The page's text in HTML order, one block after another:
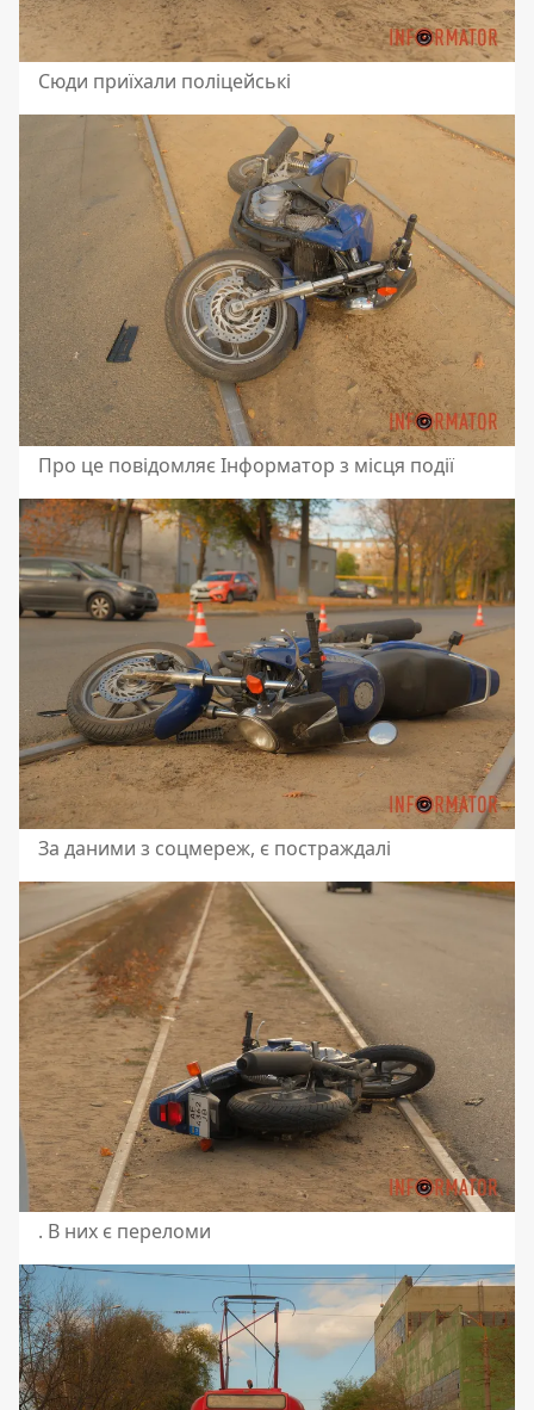
Сюди приїхали поліцейські
Про це повідомляє Інформатор з місця події
За даними з соцмереж, є постраждалі
. В них є переломи